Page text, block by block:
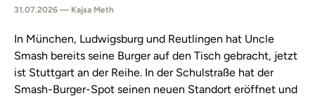
31.07.2026 — Kajsa Meth
In München, Ludwigsburg und Reutlingen hat Uncle
Smash bereits seine Burger auf den Tisch gebracht, jetzt
ist Stuttgart an der Reihe. In der Schulstraße hat der
Smash-Burger-Spot seinen neuen Standort eröffnet und